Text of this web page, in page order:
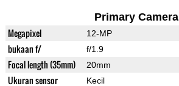
Primary Camera
Megapixel 12-MP
bukaan f/ f/1.9
Focal length (35mm) 20mm
Ukuran sensor Kecil